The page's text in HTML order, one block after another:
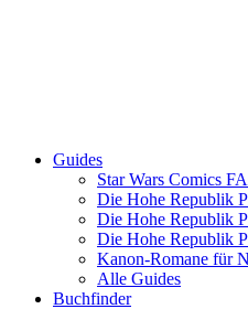
Guides
Star Wars Comics
Die Hohe Republik
Die Hohe Republik
Die Hohe Republik
Kanon-Romane für
Alle Guides
Buchfinder